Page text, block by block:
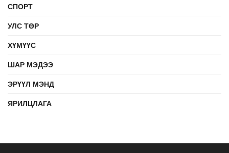
СПОРТ
УЛС ТӨР
ХҮМҮҮС
ШАР МЭДЭЭ
ЭРҮҮЛ МЭНД
ЯРИЛЦЛАГА